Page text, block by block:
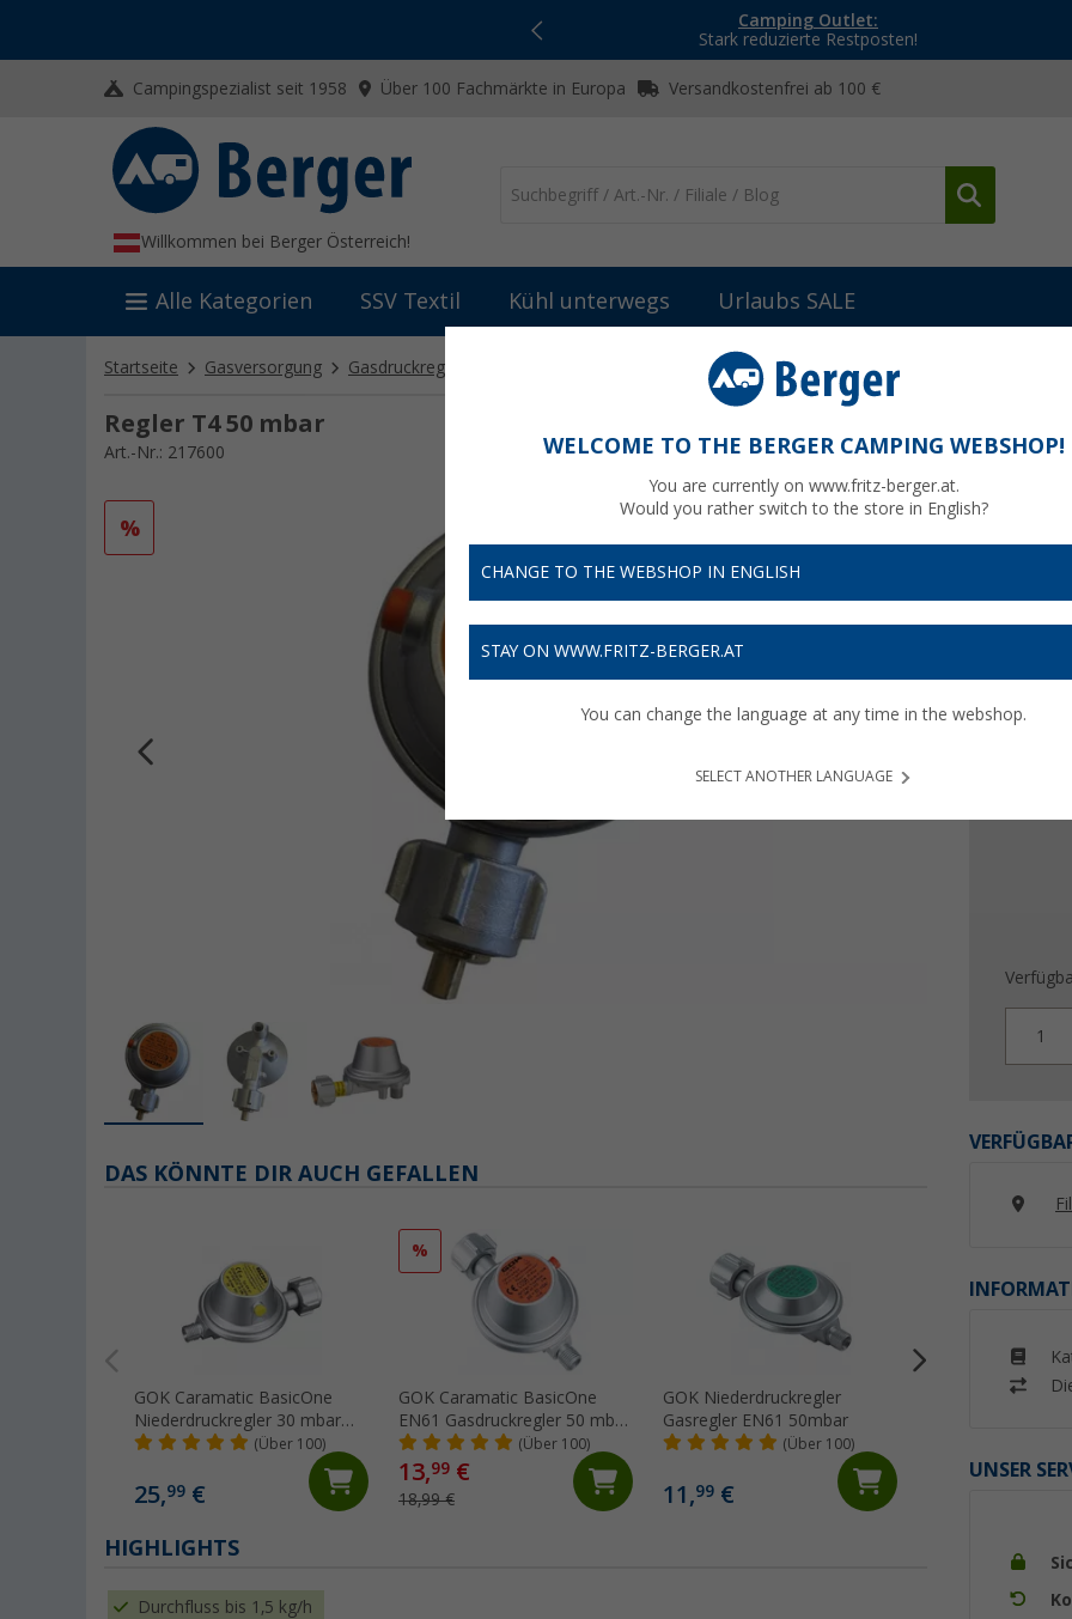
Camping Outlet:
Stark reduzierte Restposten!
Campingspezialist seit 1958 Über 100 Fachmärkte in Europa Versandkostenfrei ab 100 €
Willkommen bei Berger Österreich!
Alle Kategorien SSV Textil Kühl unterwegs Urlaubs SALE
Startseite Gasversorgung Gasdruckregler Regler T4
Regler T4 50 mbar
Art.-Nr.: 217600
%
Bis zu
Gasdruck
1
UNSER
DAS KÖNNTE DIR AUCH GEFALLEN
GOK Caramatic BasicOne
Niederdruckregler 30 mbar
ohne Manometer 1,2 kg/h
(Über 100)
25,99 €
%
GOK Caramatic BasicOne
EN61 Gasdruckregler 50 mbar
KLF x G 1/4 LH-KN(Über 100)
13,99 €
18,99 €
GOK Niederdruckregler
Gasregler EN61 50mbar
(Über 100)
11,99 €
GOK Caramatic
134,- €
HIGHLIGHTS
Durchfluss bis 1,5 kg/h
WELCOME TO THE BERGER CAMPING WEBSHOP!
You are currently on www.fritz-berger.at.
Would you rather switch to the store in English?
CHANGE TO THE WEBSHOP IN ENGLISH
STAY ON WWW.FRITZ-BERGER.AT
You can change the language at any time in the webshop.
SELECT ANOTHER LANGUAGE